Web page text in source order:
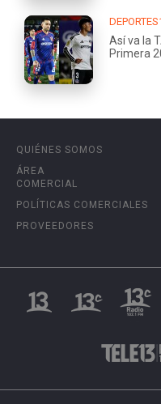
Así va la
Primera
QUIÉNES SOMOS
ÁREA
COMERCIAL
POLÍTICAS COMERCIALES
PROVEEDORES